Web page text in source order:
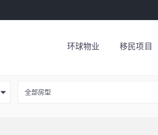
环球物业 移民项目
全部房型